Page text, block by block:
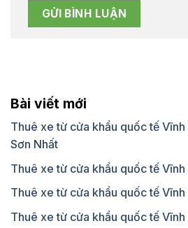
Bài viết mới
Thuê xe từ cửa khẩu quốc tế
Sơn Nhất
Thuê xe từ cửa khẩu quốc tế
Thuê xe từ cửa khẩu quốc tế
Thuê xe từ cửa khẩu quốc tế